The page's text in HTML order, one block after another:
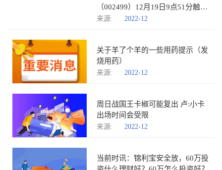
（002499）12月19日9点51分触及
跌停板
来源: 2022-12
关于羊了个羊的一些用药提示（发
烧用药）
来源: 2022-12
周日战国王卡椒可能复出 卢:小卡
出场时间会受限
来源: 2022-12
当前时讯：锦利宝安全放，60万投